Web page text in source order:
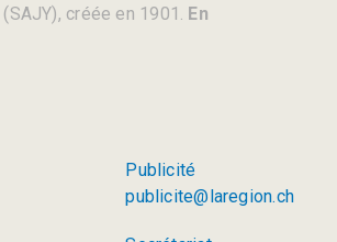
créée en 1901. En
Publicité
publicite@laregion.ch